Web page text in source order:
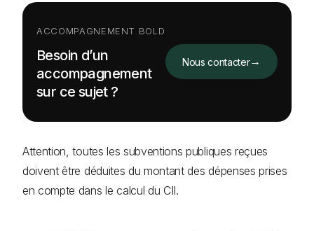
ACCOMPAGNEMENT BOLD
Besoin d’un
accompagnement
sur ce sujet ?
Nous contacter→
Attention, toutes les subventions publiques reçues
doivent être déduites du montant des dépenses prises
en compte dans le calcul du CII.